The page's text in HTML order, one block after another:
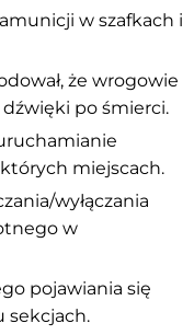
w szafkach i
że wrogowie
po śmierci.
miejscach.
wyłączania
w
pojawiania się
sekcjach.